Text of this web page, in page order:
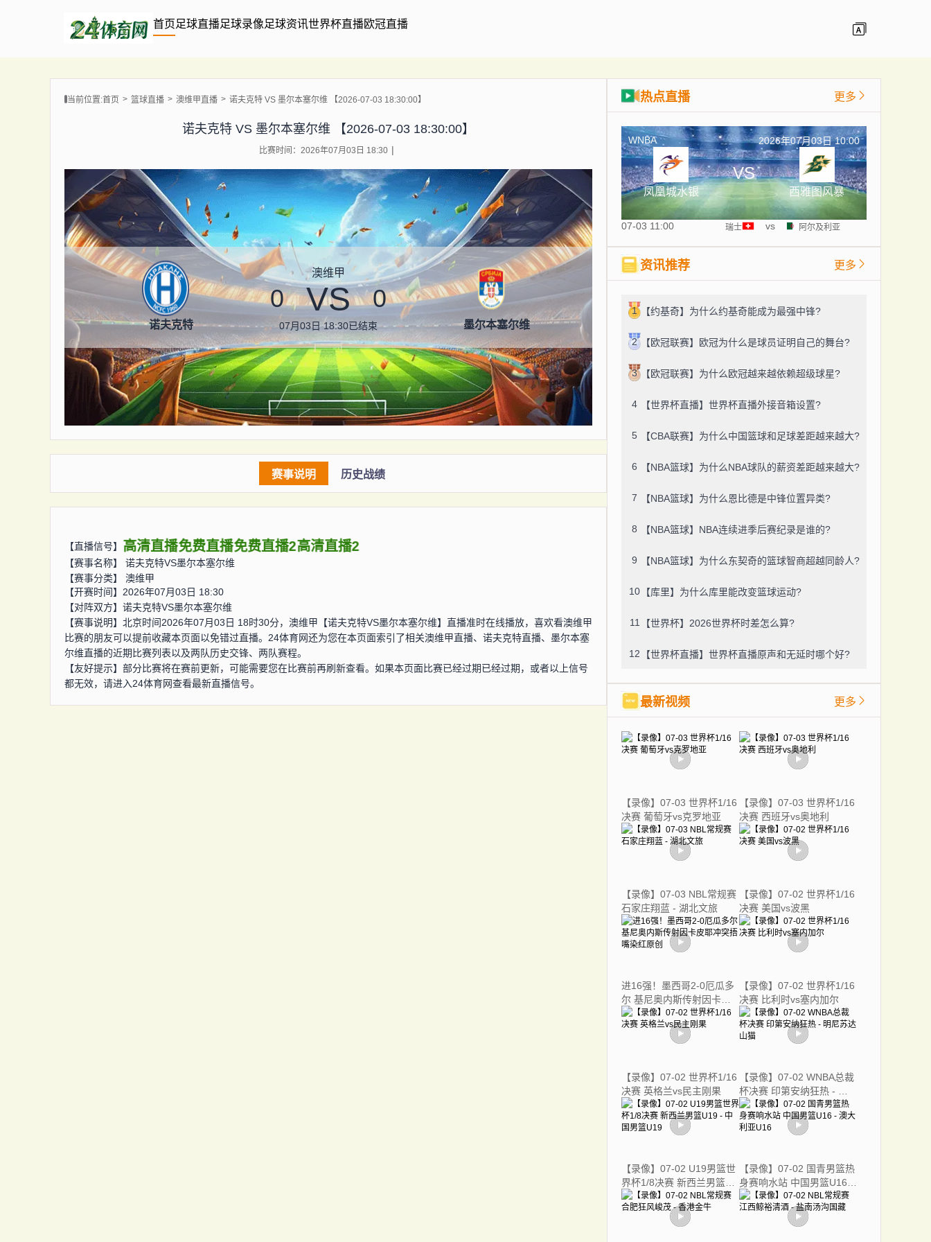
首页足球直播足球录像足球资讯世界杯直播欧冠直播
当前位置:首页 篮球直播 澳维甲直播 诺夫克特 VS 墨尔本塞尔维 【2026-07-03 18:30:00】
诺夫克特 VS 墨尔本塞尔维 【2026-07-03 18:30:00】
比赛时间：2026年07月03日 18:30
诺夫克特
澳维甲
0 VS 0
07月03日 18:30已结束 墨尔本塞尔维
赛事说明 历史战绩
【直播信号】 高清直播 免费直播 免费直播2 高清直播2
【赛事名称】 诺夫克特VS墨尔本塞尔维
【赛事分类】 澳维甲
【开赛时间】2026年07月03日 18:30
【对阵双方】 诺夫克特VS墨尔本塞尔维
【赛事说明】北京时间2026年07月03日 18时30分，澳维甲【诺夫克特VS墨尔本塞尔维】直播准时在线播放，喜欢看澳维甲
比赛的朋友可以提前收藏本页面以免错过直播。24体育网还为您在本页面索引了相关澳维甲直播、诺夫克特直播、墨尔本塞
尔维直播的近期比赛列表以及两队历史交锋、两队赛程。
【友好提示】部分比赛将在赛前更新，可能需要您在比赛前再刷新查看。如果本页面比赛已经过期已经过期，或者以上信号
都无效，请进入24体育网查看最新直播信号。
热点直播 更多
WNBA 2026年07月03日 10:00
凤凰城水银
VS
西雅图风暴
07-03 11:00 瑞士 vs 阿尔及利亚
资讯推荐 更多
1 【约基奇】为什么约基奇能成为最强中锋?
2 【欧冠联赛】欧冠为什么是球员证明自己的舞台?
3 【欧冠联赛】为什么欧冠越来越依赖超级球星?
4 【世界杯直播】世界杯直播外接音箱设置?
5 【CBA联赛】为什么中国篮球和足球差距越来越大?
6 【NBA篮球】为什么NBA球队的薪资差距越来越大?
7 【NBA篮球】为什么恩比德是中锋位置异类?
8 【NBA篮球】NBA连续进季后赛纪录是谁的?
9 【NBA篮球】为什么东契奇的篮球智商超越同龄人?
10 【库里】为什么库里能改变篮球运动?
11 【世界杯】2026世界杯时差怎么算?
12 【世界杯直播】世界杯直播原声和无延时哪个好?
最新视频 更多
【录像】07-03 世界杯1/16
决赛 葡萄牙vs克罗地亚
【录像】07-03 世界杯1/16
决赛 西班牙vs奥地利
【录像】07-03 NBL常规赛
石家庄翔蓝 - 湖北文旅
【录像】07-02 世界杯1/16
决赛 美国vs波黑
进16强！墨西哥2-0厄瓜多
尔 基尼奥内斯传射因卡皮
耶冲突捂嘴染红原创
【录像】07-02 世界杯1/16
决赛 比利时vs塞内加尔
【录像】07-02 世界杯1/16
决赛 英格兰vs民主刚果
【录像】07-02 WNBA总裁
杯决赛 印第安纳狂热 - 明
尼苏达山猫
【录像】07-02 U19男篮世
界杯1/8决赛 新西兰男篮
U19 - 中国男篮U19
【录像】07-02 国青男篮热
身赛响水站 中国男篮U16 -
澳大利亚U16